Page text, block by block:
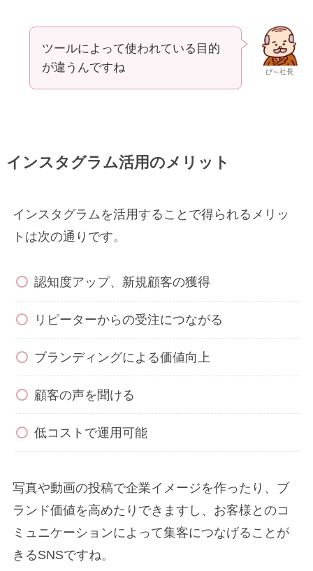
び～社長
ツールによって使われている目的
が違うんですね
インスタグラム活用のメリット
インスタグラムを活用することで得られるメリッ
トは次の通りです。
認知度アップ、新規顧客の獲得
リピーターからの受注につながる
ブランディングによる価値向上
顧客の声を聞ける
低コストで運用可能
写真や動画の投稿で企業イメージを作ったり、ブ
ランド価値を高めたりできますし、お客様とのコ
ミュニケーションによって集客につなげることが
きるSNSですね。